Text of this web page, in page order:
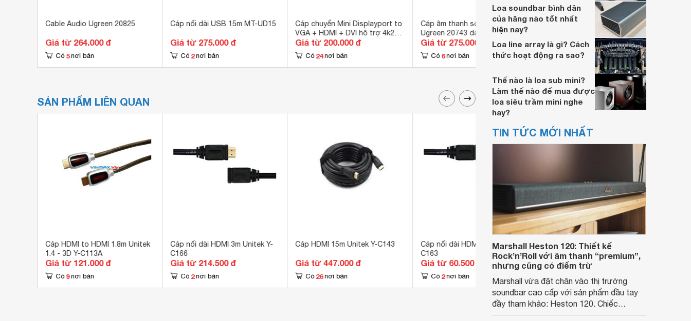
Cable Audio Ugreen 20825
Giá từ 264.000 đ
Có 5 nơi bán
Cáp nối dài USB 15m MT-UD15
Giá từ 275.000 đ
Có 2 nơi bán
Cáp chuyển Mini Displayport to
VGA + HDMI + DVI hỗ trợ 4k2k
Ugreen 20417
Giá từ 200.000 đ
Có 24 nơi bán
Cáp âm thanh số Coaxial
Ugreen 20743 dài 12m
Giá từ 275.000 đ
Có 6 nơi bán
Cáp Slimport to HDMI Unitek Y-
6304 dùng cho điện thoại LG
Nexus 4, 5, 7, G Pro, G2, G Pad,
Asus Fonepad, HP Chromebook
Giá từ 250.000 đ
Có 4 nơi bán
SẢN PHẨM LIÊN QUAN
Cáp HDMI to HDMI 1.8m Unitek
1.4 - 3D Y-C113A
Giá từ 121.000 đ
Có 9 nơi bán
Cáp nối dài HDMI 3m Unitek Y-
C166
Giá từ 214.500 đ
Có 2 nơi bán
Cáp HDMI 15m Unitek Y-C143
Giá từ 447.000 đ
Có 26 nơi bán
Cáp nối dài HDMI 0.5m Unitek Y-
C163
Giá từ 60.500 đ
Có 2 nơi bán
Cable - Cáp HDMI Unitek Y-
C170 - 25m
Giá từ 1.147.300 đ
Có 23 nơi bán
Loa soundbar bình dân
của hãng nào tốt nhất
hiện nay?
Loa line array là gì? Cách
thức hoạt động ra sao?
Thế nào là loa sub mini?
Làm thế nào để mua được
loa siêu trầm mini nghe
hay?
TIN TỨC MỚI NHẤT
Marshall Heston 120: Thiết kế
Rock’n’Roll với âm thanh “premium”,
nhưng cũng có điểm trừ
Marshall vừa đặt chân vào thị trường
soundbar cao cấp với sản phẩm đầu tay
đầy tham khảo: Heston 120. Chiếc